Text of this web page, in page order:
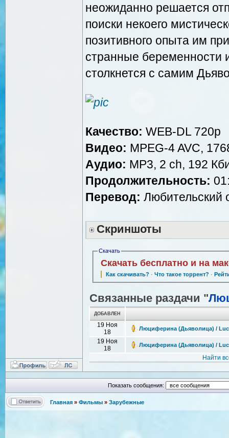
неожиданно решается
поиски некоего
позитивного опыта им
странные беременности
столкнется с самим
Качество: WEB-DL 720p
Видео: MPEG-4 AVC,
Аудио: MP3, 2 ch, 192
Продолжительность:
Перевод: Любительский
Скриншоты
Скачать
Скачать бесплатно и на
Как скачивать? · Что такое торрент? ·
Связанные раздачи "
ДОБАВЛЕН
19 Ноя
18
Люциферина (Дьяволица) /
19 Ноя
18
Люциферина (Дьяволица) /
Найти
Показать сообщения:
Главная » Фильмы » Зарубежные